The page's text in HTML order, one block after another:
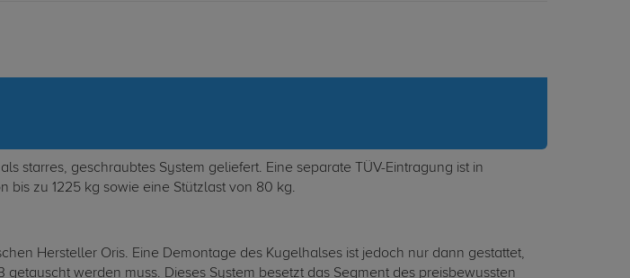
starres, geschraubtes System geliefert. Eine separate TÜV-Eintragung ist in
bis zu 1225 kg sowie eine Stützlast von 80 kg.
Hersteller Oris. Eine Demontage des Kugelhalses ist jedoch nur dann gestattet,
werden muss. Dieses System besetzt das Segment des preisbewussten